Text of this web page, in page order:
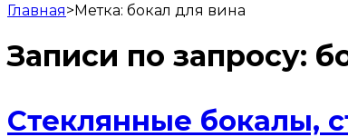
Главная>Метка: бокал для вина
Записи по запросу:
Стеклянные бокалы,